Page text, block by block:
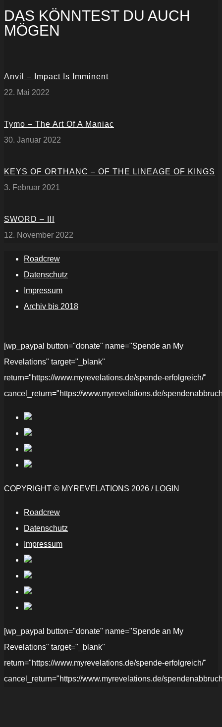
DAS KÖNNTEST DU AUCH
MÖGEN
Anvil – Impact Is Imminent
22. Mai 2022
Tymo – The Art Of A Maniac
30. Januar 2022
KEYS OF ORTHANC – OF THE LINEAGE OF KINGS
3. Februar 2021
SWORD – III
12. November 2022
Roadcrew
Datenschutz
Impressum
Archiv bis 2018
[wp_paypal button="donate" name="Spende an My
Revelations" target="_blank"
return="https://www.myrevelations.de/spende-erfolgreich/"
cancel_return="https://www.myrevelations.de/
COPYRIGHT © MYREVELATIONS 2026 / LOGIN
Roadcrew
Datenschutz
Impressum
[wp_paypal button="donate" name="Spende an My
Revelations" target="_blank"
return="https://www.myrevelations.de/spende-erfolgreich/"
cancel_return="https://www.myrevelations.de/